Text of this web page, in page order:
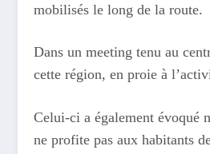
mobilisés le long de la route.
Dans un meeting tenu au
cette région, en proie à
Celui-ci a également évoqué
ne profite pas aux habitants